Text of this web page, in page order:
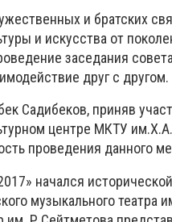
и братских
и искусства от
заседания
друг с другом.
Садибеков, приняв
центре МКТУ
проведения данного
начался
музыкального